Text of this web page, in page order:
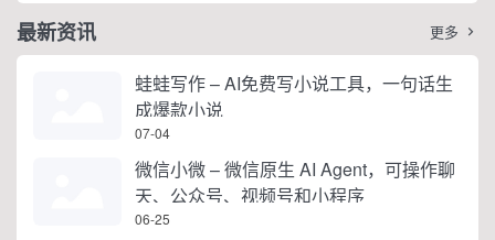
最新资讯 更多 
蛙蛙写作 – AI免费写小说工具，一句话生
成爆款小说
07-04
微信小微 – 微信原生 AI Agent，可操作聊
天、公众号、视频号和小程序
06-25